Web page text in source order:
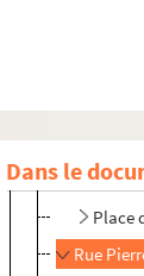
Dans le
Rue
Rue
Place
Rue